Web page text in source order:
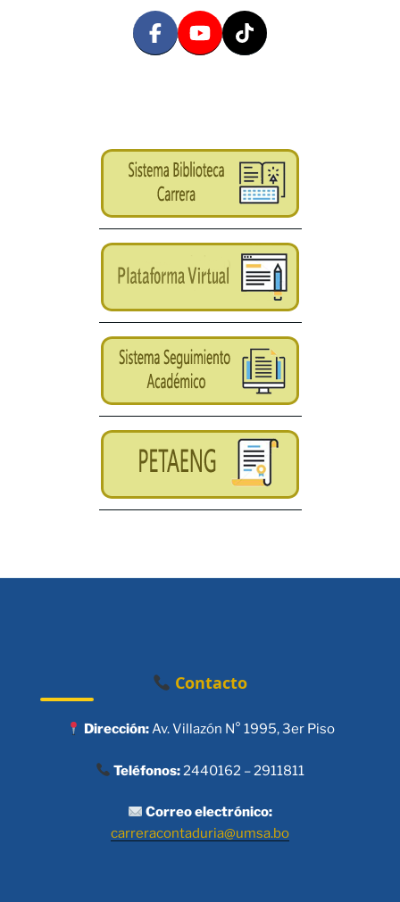
Contacto
Dirección:Av. Villazón N° 1995, 3er Piso
Teléfonos:2440162 – 2911811
Correo electrónico:
carreracontaduria@umsa.bo